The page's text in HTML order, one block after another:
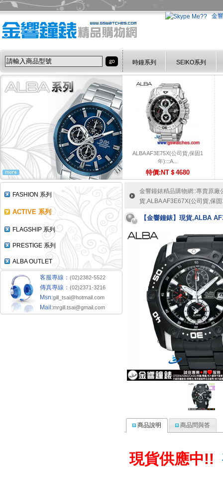
金
時鐘系列 SEIKO系列
ALBA AF3E75X(公司貨,保固1
年):::A...
特價:NT＄4680
FASHION 系列
ACTIVE 系列
FLAGSHIP 系列
PRESTIGE 系列
ALBA OUTLET
客服專線： (02)2382-5522
傳真專線： (02)2371-3216
Msn:gill_tsai@hotmail.com
Mail:mrgill.tsai@gmail.com
金響鐘錶精品購物網::專賣原廠
貨,ALBA AF3E67X(公司貨,保
【金響鐘錶】現貨,ALBA
商品說明 商品問與答
現貨供應中!!